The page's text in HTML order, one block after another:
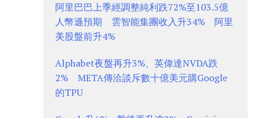
阿里巴巴上季經調整純利跌72%至103.5億
人幣遜預期 雲智能集團收入升34% 阿里
美股盤前升4%
Alphabet夜盤再升3%、英偉達NVDA跌
2% META傳洽談斥數十億美元購Google
的TPU